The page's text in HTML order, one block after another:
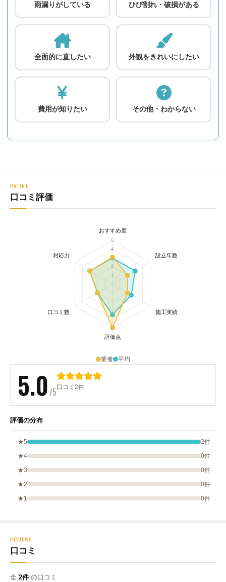
雨漏りがしている ひび割れ・破損がある
全面的に直したい 外観をきれいにしたい
費用が知りたい その他・わからない
RATING
口コミ評価
業者 平均
5.0/5口コミ2件
評価の分布
★5
2件
★4
0件
★3
0件
★2
0件
★1
0件
REVIEWS
口コミ
全 2件 の口コミ